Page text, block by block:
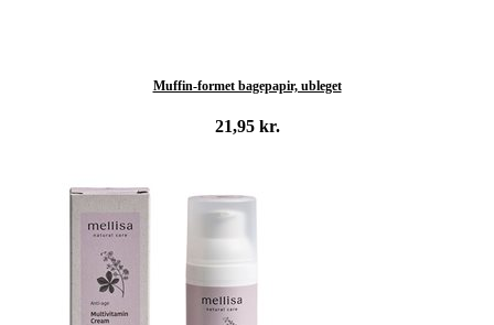
Muffin-formet bagepapir, ubleget
21,95 kr.